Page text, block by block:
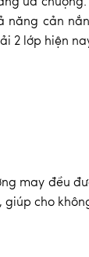
cản
lớp hiện
may đều
cho